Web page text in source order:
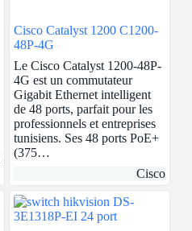
Cisco Catalyst 1200 C1200-
48P-4G
Le Cisco Catalyst 1200-48P-
4G est un commutateur
Gigabit Ethernet intelligent
de 48 ports, parfait pour les
professionnels et entreprises
tunisiens. Ses 48 ports PoE+
(375…
Cisco